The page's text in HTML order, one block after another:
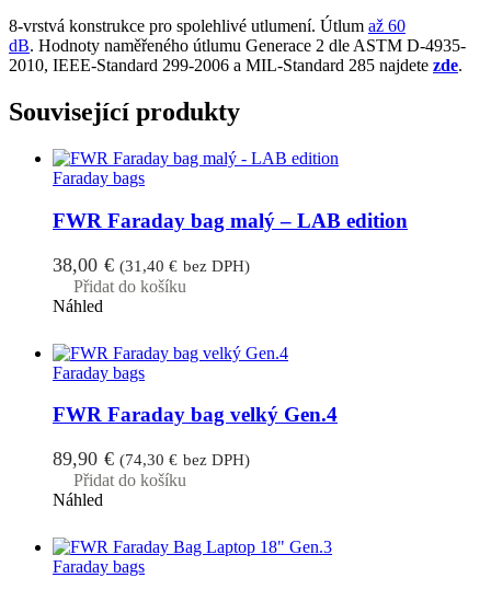
8-vrstvá konstrukce pro spolehlivé utlumení. Útlum až 60
dB. Hodnoty naměřeného útlumu Generace 2 dle ASTM D-4935-
2010, IEEE-Standard 299-2006 a MIL-Standard 285 najdete zde.
Související produkty
Faraday bags
FWR Faraday bag malý – LAB edition
38,00 € (31,40€ bez DPH)
Přidat do košíku
Náhled
Faraday bags
FWR Faraday bag velký Gen.4
89,90 € (74,30€ bez DPH)
Přidat do košíku
Náhled
Faraday bags